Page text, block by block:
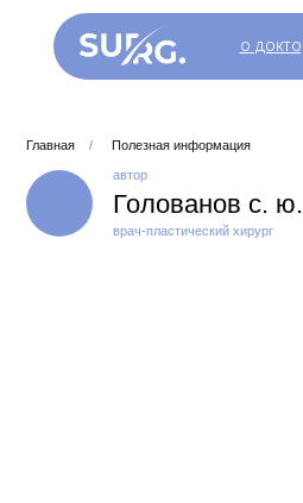
о докторе
врач-пластический хирург
Голованов с. ю.